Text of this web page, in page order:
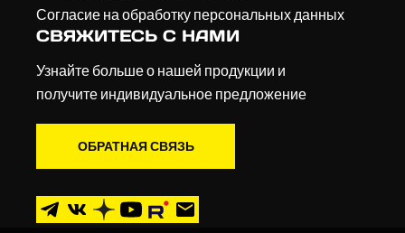
Согласие на обработку персональных данных
СВЯЖИТЕСЬ С НАМИ
Узнайте больше о нашей продукции и
получите индивидуальное предложение
ОБРАТНАЯ СВЯЗЬ